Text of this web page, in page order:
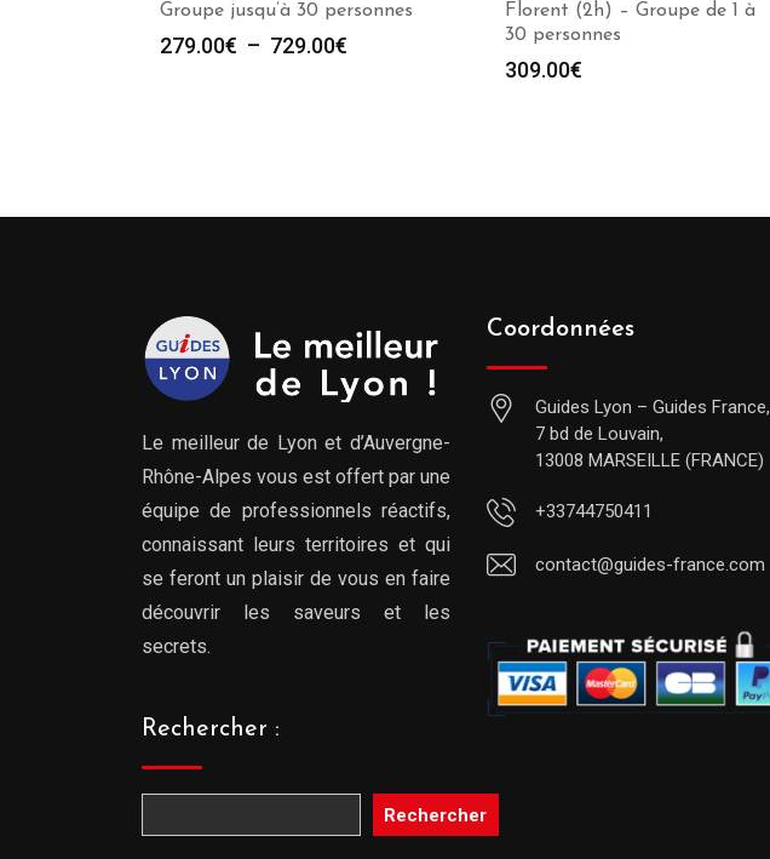
Groupe jusqu’à 30 personnes
279.00€ – 729.00€
Florent (2h) – Groupe de 1 à
30 personnes
309.00€
Le meilleur de Lyon et d’Auvergne-
Rhône-Alpes vous est offert par une
équipe de professionnels réactifs,
connaissant leurs territoires et qui
se feront un plaisir de vous en faire
découvrir les saveurs et les
secrets.
Rechercher :
Rechercher
Coordonnées
Guides Lyon – Guides France,
7 bd de Louvain,
13008 MARSEILLE (FRANCE)
+33744750411
contact@guides-france.com